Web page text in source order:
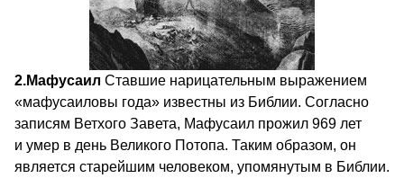
2.Мафусаил Ставшие нарицательным выражением
«мафусаиловы года» известны из Библии. Согласно
записям Ветхого Завета, Мафусаил прожил 969 лет
и умер в день Великого Потопа. Таким образом, он
является старейшим человеком, упомянутым в Библии.